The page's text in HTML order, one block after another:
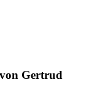
Gertrud